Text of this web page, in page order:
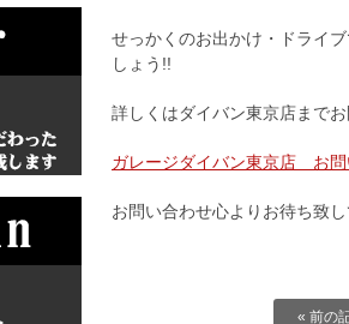
せっかくのお出かけ・ドライ
しょう!!
詳しくはダイバン東京店まで
ガレージダイバン東京店 お問
お問い合わせ心よりお待ち致
« 前の